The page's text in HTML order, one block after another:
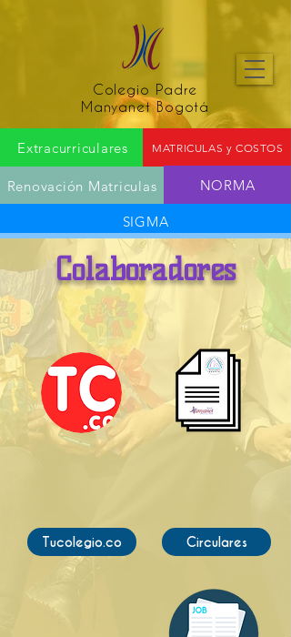
Extracurriculares MATRICULAS y COSTOS
Renovación Matriculas
SIGMA
NORMA
Colegio Padre
Manyanet Bogotá
Colaboradores
Tucolegio.co Circulares